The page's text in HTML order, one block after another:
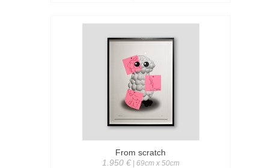
From scratch
1.950 €| 69cm x 50cm